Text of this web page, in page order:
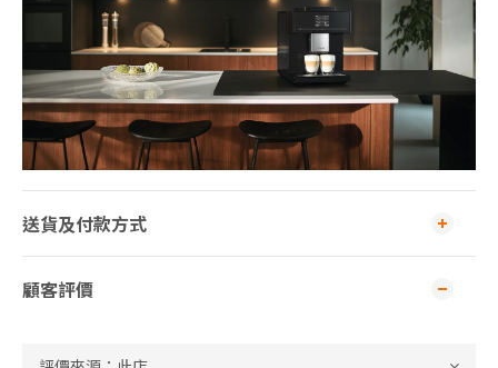
送貨及付款方式
顧客評價